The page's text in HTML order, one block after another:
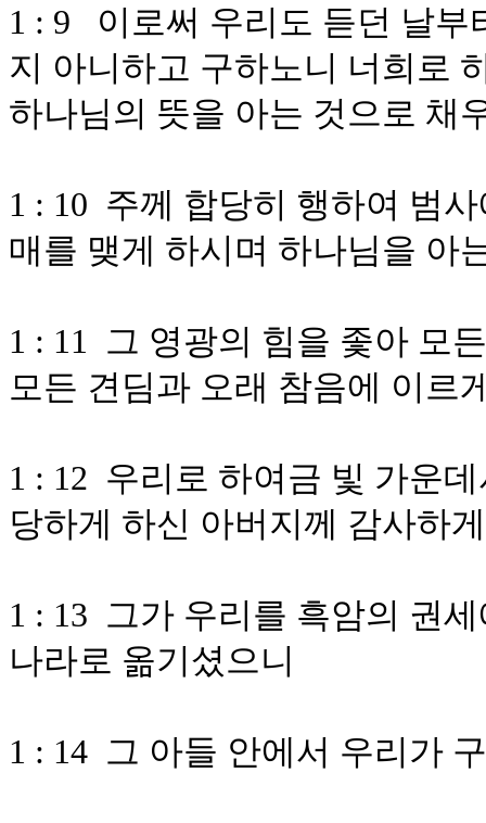
1 : 9 이로써 우리도 듣던 날부
지 아니하고 구하노니 너희로
하나님의 뜻을 아는 것으로 채
1 : 10 주께 합당히 행하여 범
매를 맺게 하시며 하나님을 아
1 : 11 그 영광의 힘을 좇아 모
모든 견딤과 오래 참음에 이르
1 : 12 우리로 하여금 빛 가운
당하게 하신 아버지께 감사하
1 : 13 그가 우리를 흑암의 권
나라로 옮기셨으니
1 : 14 그 아들 안에서 우리가